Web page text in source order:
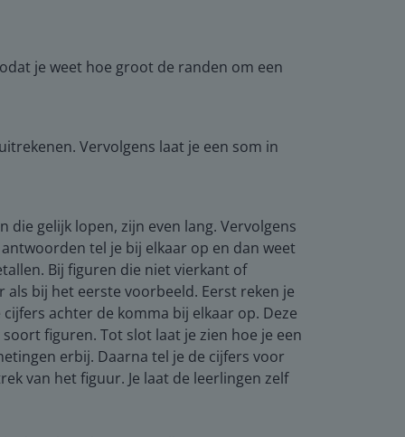
je weet hoe groot de randen om een
Vervolgens laat je een som in
gelijk lopen, zijn even lang. Vervolgens
tel je bij elkaar op en dan weet
Bij figuren die niet vierkant of
bij het eerste voorbeeld. Eerst reken je
achter de komma bij elkaar op. Deze
figuren. Tot slot laat je zien hoe je een
erbij. Daarna tel je de cijfers voor
van het figuur. Je laat de leerlingen zelf